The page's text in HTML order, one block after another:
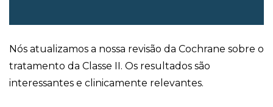
Nós atualizamos a nossa revisão da Cochrane sobre o
tratamento da Classe II. Os resultados são
interessantes e clinicamente relevantes.